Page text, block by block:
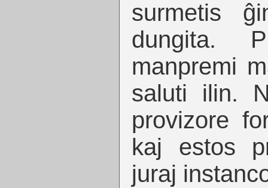
surmetis
dungita.
manpremi
saluti ilin.
provizore
kaj estos
juraj